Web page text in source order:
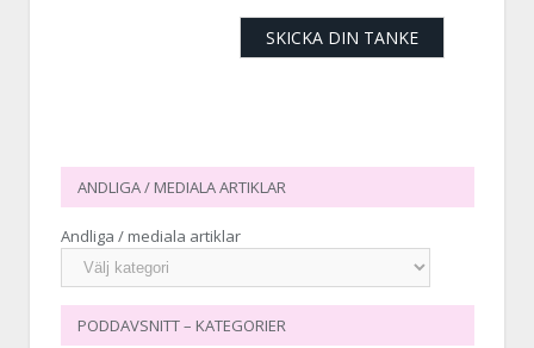
ANDLIGA / MEDIALA ARTIKLAR
Andliga / mediala artiklar
PODDAVSNITT – KATEGORIER